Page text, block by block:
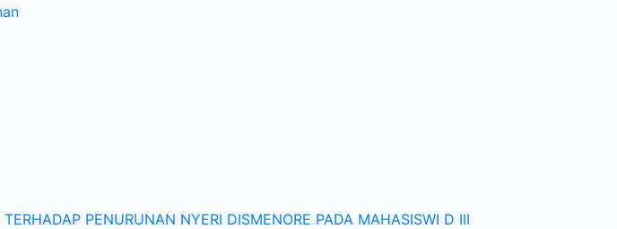
PENURUNAN NYERI DISMENORE PADA MAHASISWI D III